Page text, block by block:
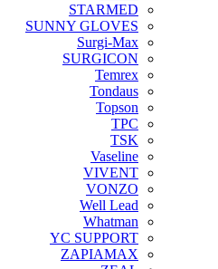
STARMED
SUNNY GLOVES
Surgi-Max
SURGICON
Temrex
Tondaus
Topson
TPC
TSK
Vaseline
VIVENT
VONZO
Well Lead
Whatman
YC SUPPORT
ZAPIAMAX